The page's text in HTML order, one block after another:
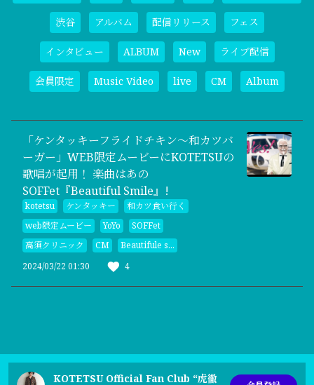
渋谷 アルバム 配信リリース フェス
インタビュー ALBUM New ライブ配信
会員限定 Music Video live CM Album
「ケンタッキーフライドチキン〜和カツバ
ーガー」WEB限定ムービーにKOTETSUの
歌唱が起用！ 楽曲はあの
SOFFet『Beautiful Smile』!
kotetsu ケンタッキー
和カツ食い行く
web限定ムービー
YoYo
SOFFet
高須クリニック
CM
Beautifule s...
2024/03/22 01:30
4
KOTETSU Official Fan Club “虎徹